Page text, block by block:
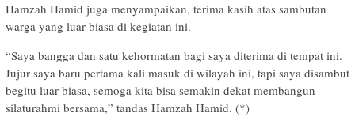
Hamzah Hamid juga menyampaikan, terima kasih atas sambutan
warga yang luar biasa di kegiatan ini.
“Saya bangga dan satu kehormatan bagi saya diterima di tempat ini.
Jujur saya baru pertama kali masuk di wilayah ini, tapi saya disambut
begitu luar biasa, semoga kita bisa semakin dekat membangun
silaturahmi bersama,” tandas Hamzah Hamid. (*)